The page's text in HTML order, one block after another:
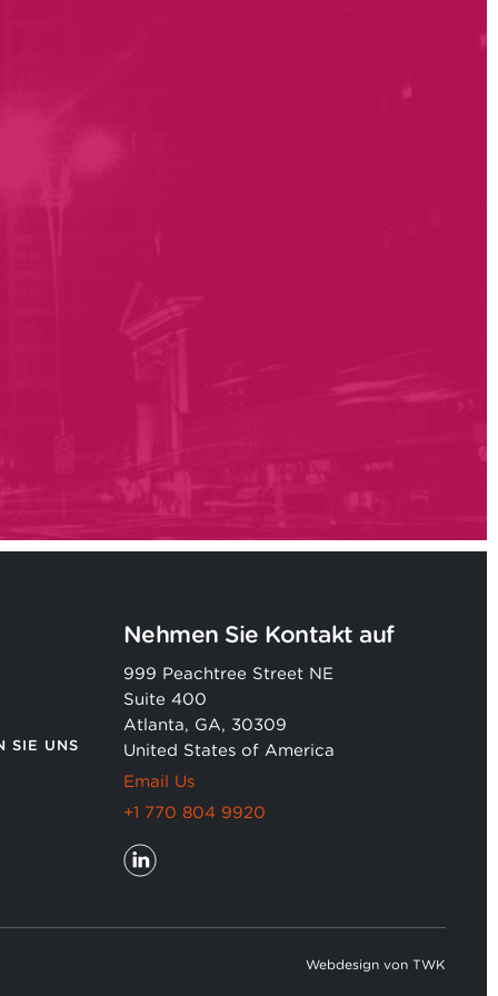
SIE UNS
Nehmen Sie Kontakt auf
999 Peachtree Street NE
Suite 400
Atlanta, GA, 30309
United States of America
Email Us
+1 770 804 9920
Webdesignvon TWK